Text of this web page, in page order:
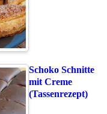
Schoko Schnitte
mit Creme
(Tassenrezept)